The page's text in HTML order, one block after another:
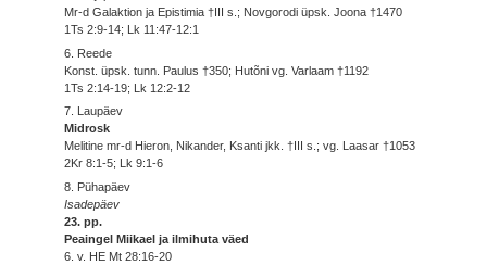
Mr-d Galaktion ja Epistimia †III s.; Novgorodi üpsk. Joona †1470
1Ts 2:9-14; Lk 11:47-12:1
6. Reede
Konst. üpsk. tunn. Paulus †350; Hutõni vg. Varlaam †1192
1Ts 2:14-19; Lk 12:2-12
7. Laupäev
Midrosk
Melitine mr-d Hieron, Nikander, Ksanti jkk. †III s.; vg. Laasar †1053
2Kr 8:1-5; Lk 9:1-6
8. Pühapäev
Isadepäev
23. pp.
Peaingel Miikael ja ilmihuta väed
6. v. HE Mt 28:16-20